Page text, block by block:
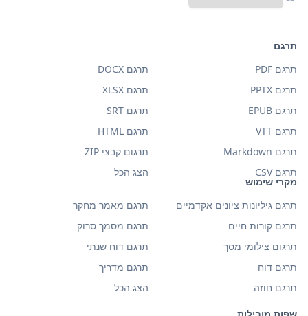
מקרי שימוש
תרגם גיליונות ציונים אקדמיים
תרגם מאמר מחקר
תרגם קורות חיים
תרגם מסמך סרוק
תרגום צילומי מסך
תרגם דוח שנתי
תרגם דוח
תרגם מדריך
תרגם חוזה
הצג הכל
תרגם
תרגם PDF
תרגם DOCX
תרגם PPTX
תרגם XLSX
תרגם EPUB
תרגם SRT
תרגם VTT
תרגם HTML
תרגם Markdown
תרגום קבצי ZIP
תרגם CSV
הצג הכל